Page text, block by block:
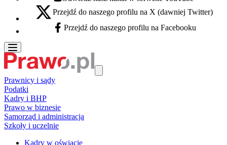
Youtube - otwiera się w nowej karcie
X - otwiera się w nowej karcie
Przejdź do naszego profilu na X (dawniej Twitter)
Facebook - otwiera się w nowej karcie
Przejdź do naszego profilu na Facebooku
Prawnicy i sądy
Podatki
Kadry i BHP
Prawo w biznesie
Samorząd i administracja
Szkoły i uczelnie
Kadry w oświacie